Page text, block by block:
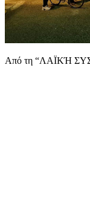
Από τη “ΛΑΪΚΉ